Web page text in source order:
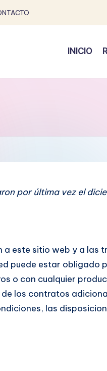
INICIO
por última vez el
a este sitio web y a las
puede estar obligado
o con cualquier
los contratos
las